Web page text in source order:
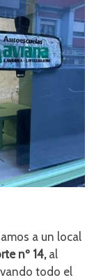
local
nº 14,al
todo el